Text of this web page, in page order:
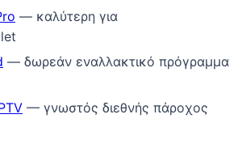
— καλύτερη για
— δωρεάν εναλλακτικό πρόγραμμα
— γνωστός διεθνής πάροχος